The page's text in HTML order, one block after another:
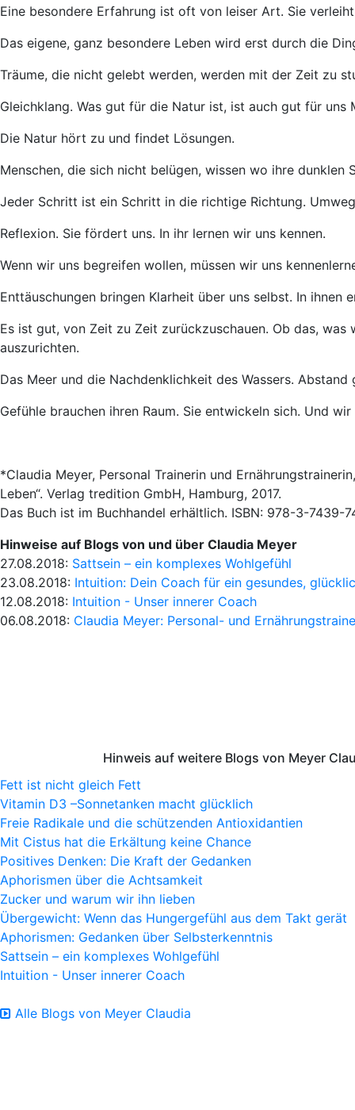
Eine besondere Erfahrung ist oft von leiser Art. Sie
Das eigene, ganz besondere Leben wird erst durch die
Träume, die nicht gelebt werden, werden mit der Zeit zu
Gleichklang. Was gut für die Natur ist, ist auch gut für uns
Die Natur hört zu und findet Lösungen.
Menschen, die sich nicht belügen, wissen wo ihre dunklen
Jeder Schritt ist ein Schritt in die richtige Richtung.
Reflexion. Sie fördert uns. In ihr lernen wir uns kennen.
Wenn wir uns begreifen wollen, müssen wir uns
Enttäuschungen bringen Klarheit über uns selbst. In ihnen
Es ist gut, von Zeit zu Zeit zurückzuschauen. Ob das,
auszurichten.
Das Meer und die Nachdenklichkeit des Wassers.
Gefühle brauchen ihren Raum. Sie entwickeln sich. Und
*Claudia Meyer, Personal Trainerin und
Leben“. Verlag tredition GmbH, Hamburg, 2017.
Das Buch ist im Buchhandel erhältlich. ISBN: 978-3-7439-
Hinweise auf Blogs von und über Claudia Meyer
27.08.2018: Sattsein – ein komplexes Wohlgefühl
23.08.2018: Intuition: Dein Coach für ein gesundes,
12.08.2018: Intuition - Unser innerer Coach
06.08.2018: Claudia Meyer: Personal- und
Hinweis auf weitere Blogs von Meyer
Fett ist nicht gleich Fett
Vitamin D3 –Sonnetanken macht glücklich
Freie Radikale und die schützenden Antioxidantien
Mit Cistus hat die Erkältung keine Chance
Positives Denken: Die Kraft der Gedanken
Aphorismen über die Achtsamkeit
Zucker und warum wir ihn lieben
Übergewicht: Wenn das Hungergefühl aus dem Takt gerät
Aphorismen: Gedanken über Selbsterkenntnis
Sattsein – ein komplexes Wohlgefühl
Intuition - Unser innerer Coach
Alle Blogs von Meyer Claudia